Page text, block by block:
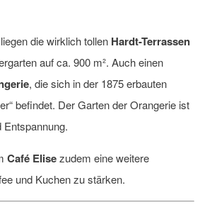
die wirklich tollen Hardt-Terrassen
auf ca. 900 m². Auch einen
, die sich in der 1875 erbauten
befindet. Der Garten der Orangerie ist
Café Elisezudem eine weitere
und Kuchen zu stärken.